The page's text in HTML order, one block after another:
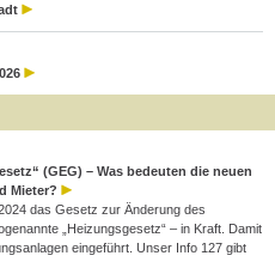
(GEG) – Was bedeuten die neuen
Mieter?
das Gesetz zur Änderung des
„Heizungsgesetz“ – in Kraft. Damit
eingeführt. Unser Info 127 gibt